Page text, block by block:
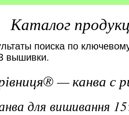
Каталог
поиска по
вышивки.
— канва с
для вишивання